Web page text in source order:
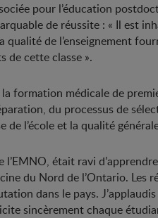
pour l’éducation
de réussite : « Il est
de l’enseignement
de cette classe ».
formation médicale de
du processus de
l’école et la qualité
était ravi
du Nord de l’Ontario.
dans le pays.
sincèrement chaque